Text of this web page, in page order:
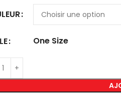
One Size